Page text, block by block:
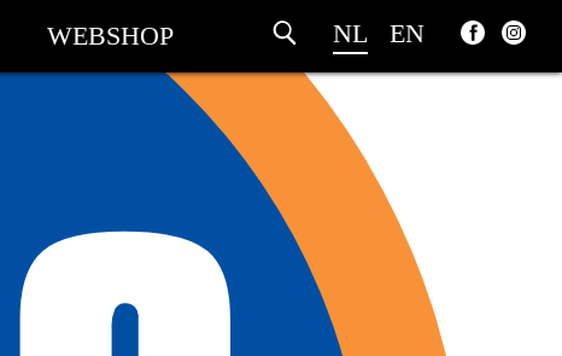
NL EN
WEBSHOP